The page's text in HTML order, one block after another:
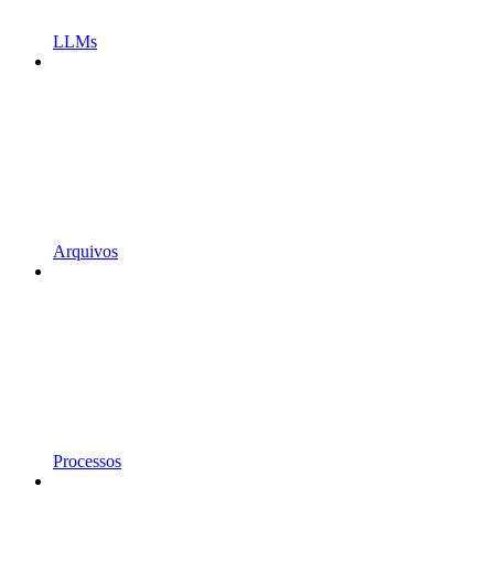
LLMs
Arquivos
Processos